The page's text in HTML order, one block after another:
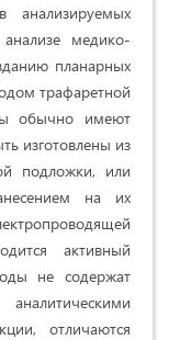
медико-
планарных
трафаретной
обычно имеют
изготовлены из
подложки, или
на их
активный
не содержат
отличаются